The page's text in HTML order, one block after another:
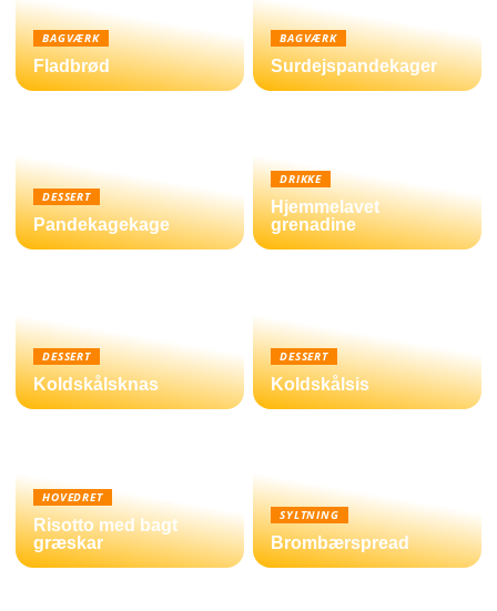
BAGVÆRK
Fladbrød
BAGVÆRK
Surdejspandekager
DESSERT
Pandekagekage
DRIKKE
Hjemmelavet
grenadine
DESSERT
Koldskålsknas
DESSERT
Koldskålsis
HOVEDRET
Risotto med bagt
græskar
SYLTNING
Brombærspread